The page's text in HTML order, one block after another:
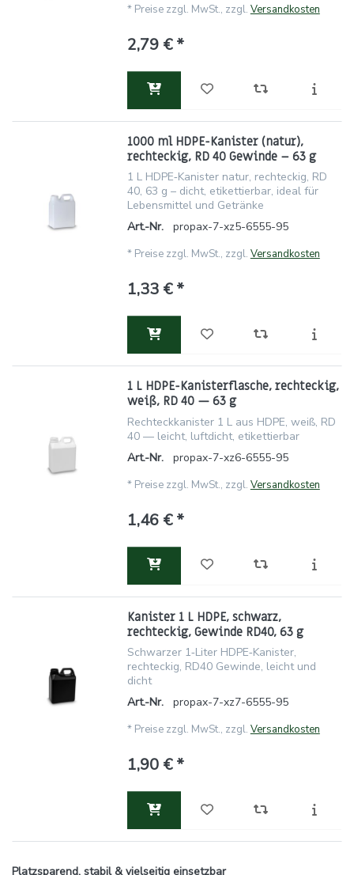
* Preise zzgl. MwSt., zzgl. Versandkosten
2,79 € *
1000 ml HDPE-Kanister (natur),
rechteckig, RD 40 Gewinde – 63 g
1 L HDPE‑Kanister natur, rechteckig, RD
40, 63 g – dicht, etikettierbar, ideal für
Lebensmittel und Getränke
Art.-Nr.
propax-7-xz5-6555-95
* Preise zzgl. MwSt., zzgl. Versandkosten
1,33 € *
1 L HDPE-Kanisterflasche, rechteckig,
weiß, RD 40 — 63 g
Rechteckkanister 1 L aus HDPE, weiß, RD
40 — leicht, luftdicht, etikettierbar
Art.-Nr.
propax-7-xz6-6555-95
* Preise zzgl. MwSt., zzgl. Versandkosten
1,46 € *
Kanister 1 L HDPE, schwarz,
rechteckig, Gewinde RD40, 63 g
Schwarzer 1‑Liter HDPE‑Kanister,
rechteckig, RD40 Gewinde, leicht und
dicht
Art.-Nr.
propax-7-xz7-6555-95
* Preise zzgl. MwSt., zzgl. Versandkosten
1,90 € *
Platzsparend, stabil & vielseitig einsetzbar